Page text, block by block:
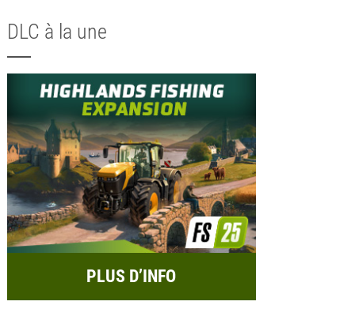
DLC à la une
PLUS D’INFO